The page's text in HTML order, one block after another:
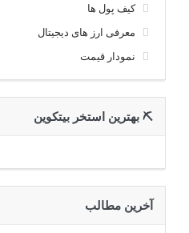
کیف پول ها
معرفی ارز های دیجیتال
نمودار قیمت
⛏ بهترین استخر بیتکوین
آخرین مطالب